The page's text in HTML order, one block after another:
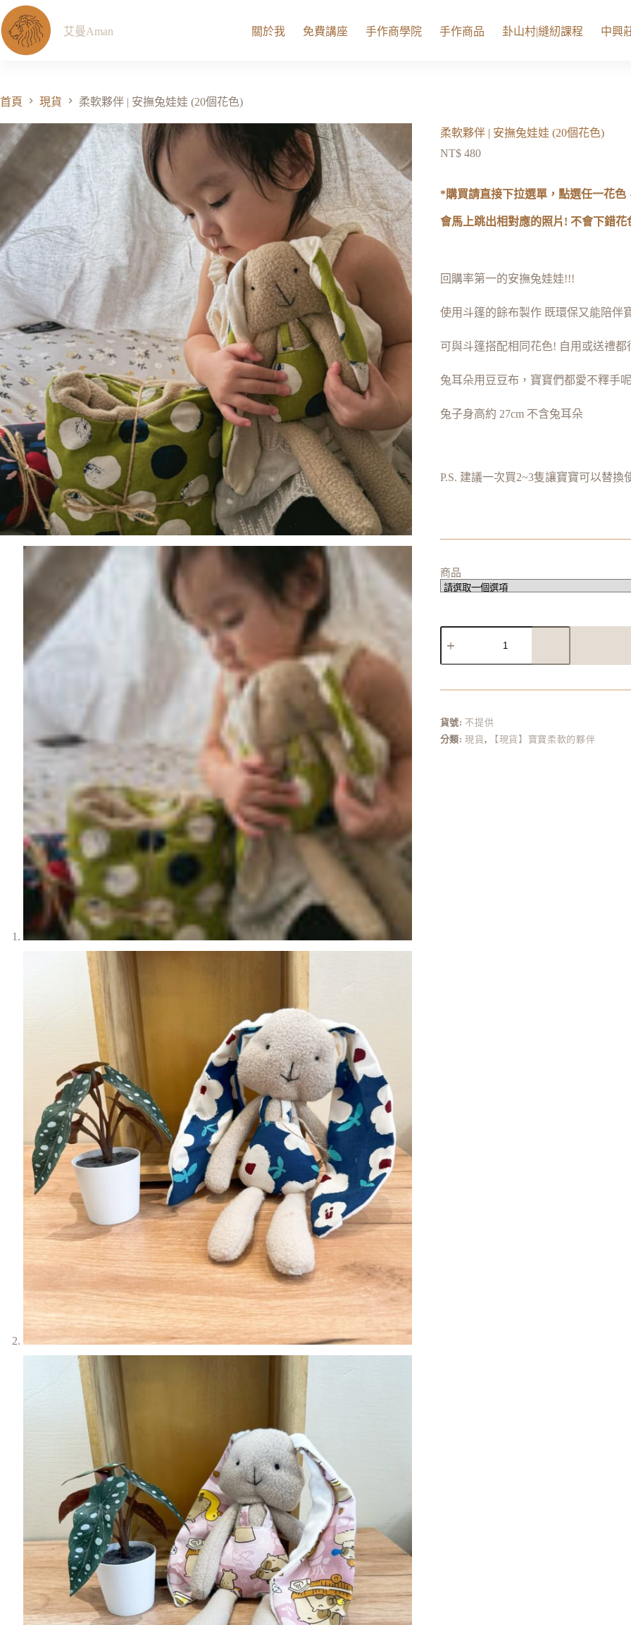
艾曼Aman 關於我 免費講座 手作商學院 手作商品 卦山村|縫紉課程 中興
首頁 現貨 柔軟夥伴 | 安撫兔娃娃 (20個花色)
柔軟夥伴 | 安撫兔娃娃 (20個花色)
NT$ 480
*購買請直接下拉選單，點選任一花色
會馬上跳出相對應的照片! 不會下錯花
回購率第一的安撫兔娃娃!!!
使用斗篷的餘布製作 既環保又能陪伴
可與斗篷搭配相同花色! 自用或送禮都
兔耳朵用豆豆布，寶寶們都愛不釋手呢
兔子身高約 27cm 不含兔耳朵
P.S. 建議一次買2~3隻讓寶寶可以替換
商品
r
n
a
貨號: 不提供
分類:現貨, 【現貨】寶寶柔軟的夥伴